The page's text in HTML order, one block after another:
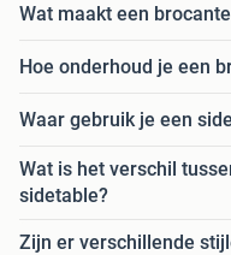
Wat maakt een
Hoe onderhoud je een
Waar gebruik je een
Wat is het verschil
sidetable?
Zijn er verschillende